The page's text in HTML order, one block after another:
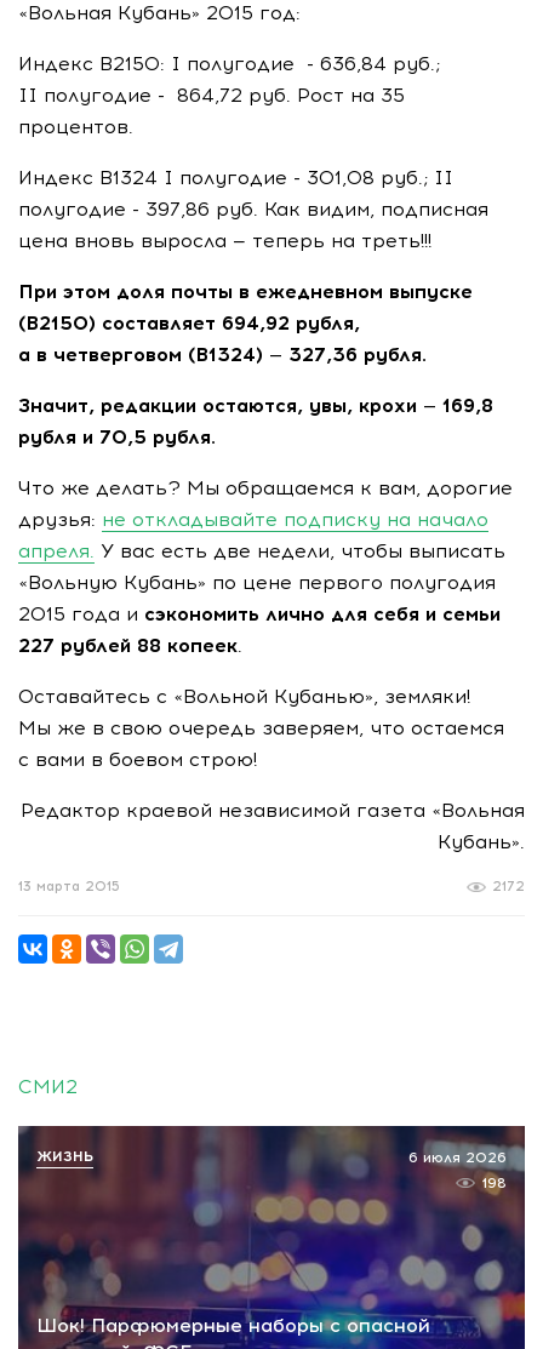
«Вольная Кубань» 2015 год:
Индекс В2150: I полугодие - 636,84 руб.;
II полугодие - 864,72 руб. Рост на 35
процентов.
Индекс В1324 I полугодие - 301,08 руб.; II
полугодие - 397,86 руб. Как видим, подписная
цена вновь выросла — теперь на треть!!!
При этом доля почты в ежедневном выпуске
(В2150) составляет 694,92 рубля,
а в четверговом (В1324) — 327,36 рубля.
Значит, редакции остаются, увы, крохи — 169,8
рубля и 70,5 рубля.
Что же делать? Мы обращаемся к вам, дорогие
друзья: не откладывайте подписку на начало
апреля. У вас есть две недели, чтобы выписать
«Вольную Кубань» по цене первого полугодия
2015 года и сэкономить лично для себя и семьи
227 рублей 88 копеек.
Оставайтесь с «Вольной Кубанью», земляки!
Мы же в свою очередь заверяем, что остаемся
с вами в боевом строю!
Редактор краевой независимой газета «Вольная
Кубань».
2172
13 марта 2015
СМИ2
Шок! Парфюмерные наборы с опасной
6 июля 2026
198
ЖИЗНЬ